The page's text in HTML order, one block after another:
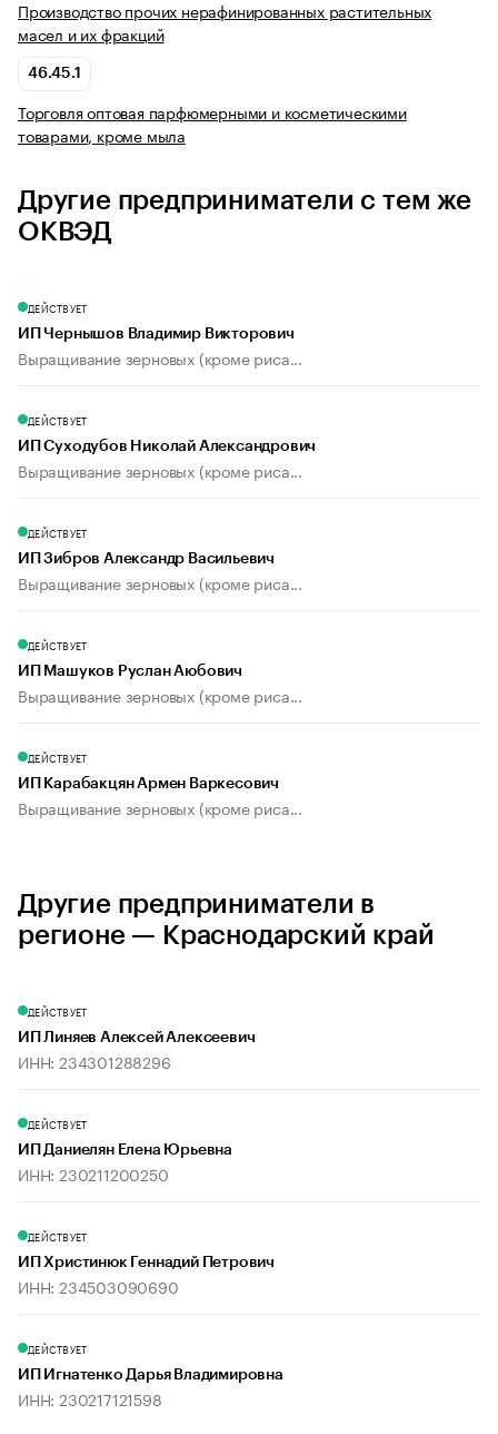
Производство прочих нерафинированных растительных
масел и их фракций
46.45.1
Торговля оптовая парфюмерными и косметическими
товарами, кроме мыла
Другие предприниматели с тем же
ОКВЭД
ДЕЙСТВУЕТ
ИП Чернышов Владимир Викторович
Выращивание зерновых (кроме риса...
ДЕЙСТВУЕТ
ИП Суходубов Николай Александрович
Выращивание зерновых (кроме риса...
ДЕЙСТВУЕТ
ИП Зибров Александр Васильевич
Выращивание зерновых (кроме риса...
ДЕЙСТВУЕТ
ИП Машуков Руслан Аюбович
Выращивание зерновых (кроме риса...
ДЕЙСТВУЕТ
ИП Карабакцян Армен Варкесович
Выращивание зерновых (кроме риса...
Другие предприниматели в
регионе — Краснодарский край
ДЕЙСТВУЕТ
ИП Линяев Алексей Алексеевич
ИНН: 234301288296
ДЕЙСТВУЕТ
ИП Даниелян Елена Юрьевна
ИНН: 230211200250
ДЕЙСТВУЕТ
ИП Христинюк Геннадий Петрович
ИНН: 234503090690
ДЕЙСТВУЕТ
ИП Игнатенко Дарья Владимировна
ИНН: 230217121598